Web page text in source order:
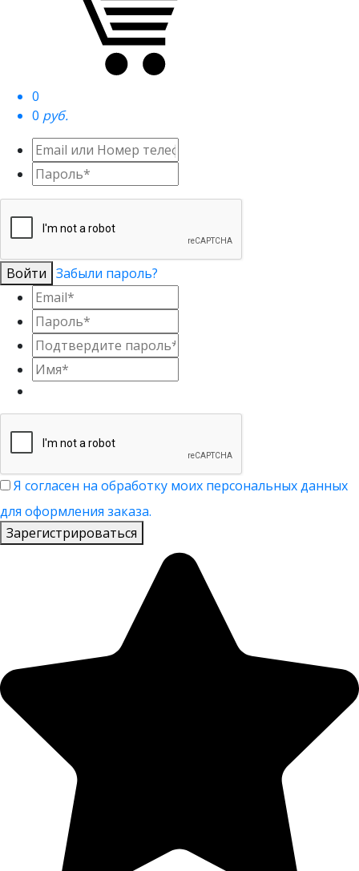
0
0 руб.
Войти Забыли пароль?
Я согласен на обработку моих персональных данных
для оформления заказа.
Зарегистрироваться